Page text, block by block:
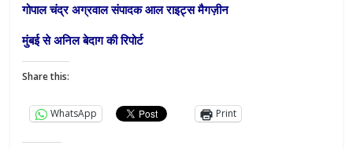
गोपाल चंद्र अग्रवाल संपादक आल राइट्स मैगज़ीन
मुंबई से अनिल बेदाग की रिपोर्ट
Share this:
WhatsApp Print